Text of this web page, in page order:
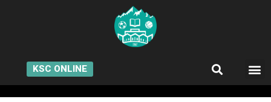
KSC ONLINE